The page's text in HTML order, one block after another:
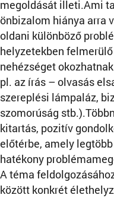
megoldását illeti.Ami
önbizalom hiánya arra
oldani különböző
helyzetekben
nehézséget
pl. az írás – olvasás
szereplési lámpaláz,
szomorúság
kitartás, pozitív
előtérbe, amely
hatékony
A téma
között konkrét